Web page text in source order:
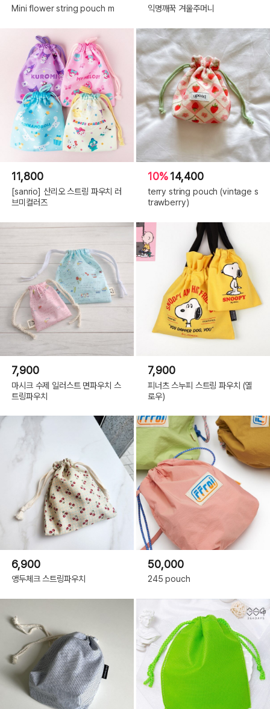
Mini flower string pouch m 익명깨꾹 겨울주머니
11,800
[sanrio] 산리오 스트링 파우치 러
브미컬러즈
10%14,400
terry string pouch (vintage s
trawberry)
7,900
마시크 수제 일러스트 면파우치 스
트링파우치
7,900
피너츠 스누피 스트링 파우치 (옐
로우)
6,900
앵두체크 스트링파우치
50,000
245 pouch